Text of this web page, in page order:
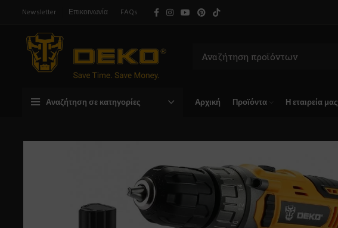
Newsletter Επικοινωνία FAQs
Αναζήτηση σε κατηγορίες Αρχική Προϊόντα Η εταιρεία μας